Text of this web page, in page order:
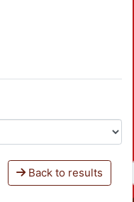
Back to results